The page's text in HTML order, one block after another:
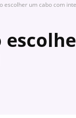
escolher um cabo com